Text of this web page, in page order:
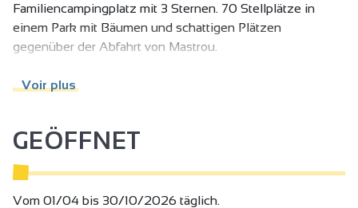
Familiencampingplatz mit 3 Sternen. 70 Stellplätze in
einem Park mit Bäumen und schattigen Plätzen
gegenüber der Abfahrt von Mastrou.
Restauration mittags und abends vom 15/06 bis 31/08.
Voir plus
GEÖFFNET
Vom 01/04 bis 30/10/2026 täglich.